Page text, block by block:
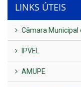
LINKS ÚTEIS
Câmara Municipal
IPVEL
AMUPE